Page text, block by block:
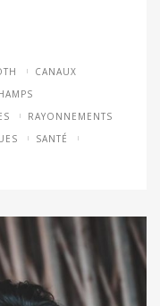
CANAUX
RAYONNEMENTS
SANTÉ